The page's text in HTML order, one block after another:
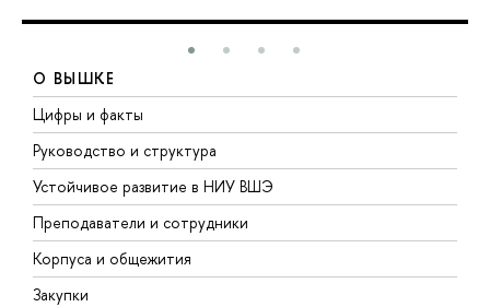
О ВЫШКЕ
Цифры и факты
Руководство и структура
Устойчивое развитие в НИУ ВШЭ
Преподаватели и сотрудники
Корпуса и общежития
Закупки